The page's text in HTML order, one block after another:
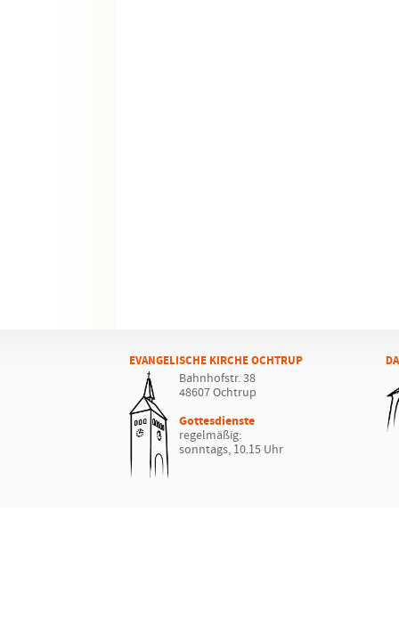
EVANGELISCHE KIRCHE OCHTRUP
Bahnhofstr. 38
48607 Ochtrup
Gottesdienste
regelmäßig:
sonntags, 10.15 Uhr